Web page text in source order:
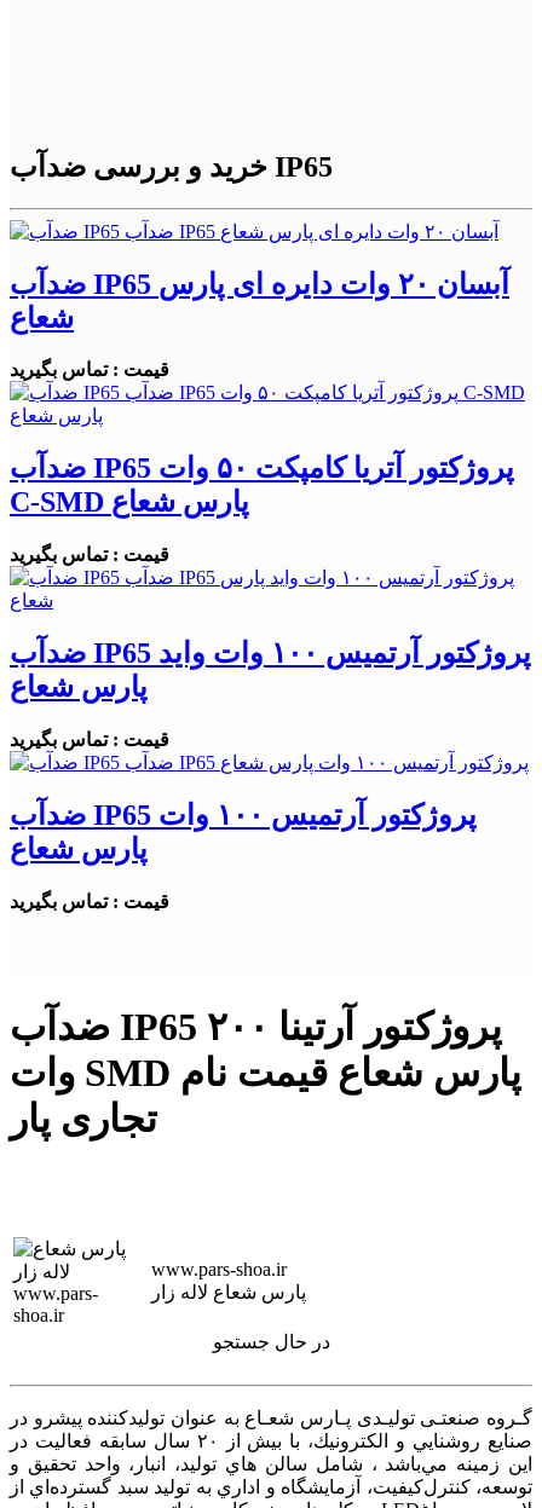
خرید و بررسی ضدآب IP65
ضدآب IP65 آبسان ۲۰ وات دایره ای پارس
شعاع
قیمت : تماس بگیرید
ضدآب IP65 پروژکتور آتریا کامپکت ۵۰ وات
C-SMD پارس شعاع
قیمت : تماس بگیرید
ضدآب IP65 پروژکتور آرتمیس ۱۰۰ وات واید
پارس شعاع
قیمت : تماس بگیرید
ضدآب IP65 پروژکتور آرتمیس ۱۰۰ وات
پارس شعاع
قیمت : تماس بگیرید
ضدآب IP65 پروژکتور آرتینا ۲۰۰
وات SMD پارس شعاع قیمت نام
تجاری پار
www.pars-shoa.ir
پارس شعاع لاله زار
در حال جستجو
گـروه صنعتـی تولیـدی پـارس شعـاع به عنوان توليدكننده پيشرو در
صنايع روشنايي و الكترونيك، با بيش از ۲۰ سال سابقه فعاليت در
اين زمينه‌ مي‌باشد ، شامل سالن هاي توليد، انبار، واحد تحقيق و
توسعه، كنترل‌كيفيت، آزمايشگاه و اداري به توليد سبد گسترده‌اي از